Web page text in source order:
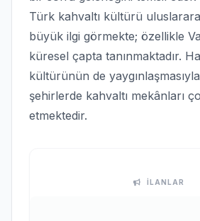
Türk kahvaltı kültürü
büyük ilgi görmekte; özellikle
küresel çapta tanınmaktadır.
kültürünün de
şehirlerde kahvaltı mekânları
etmektedir.
İLANLAR